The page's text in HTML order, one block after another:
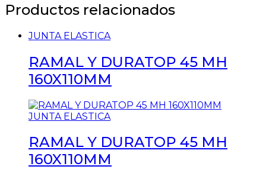
Productos relacionados
JUNTA ELASTICA
RAMAL Y DURATOP 45 MH
160X110MM
JUNTA ELASTICA
RAMAL Y DURATOP 45 MH
160X110MM